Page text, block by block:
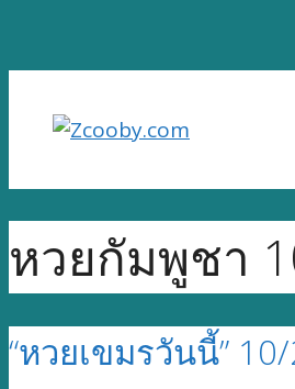
content
หวยกัมพูชา
“หวยเขมรวันนี้”